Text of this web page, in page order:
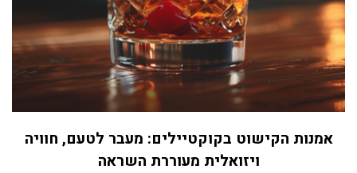
אמנות הקישוט בקוקטיילים: מעבר לטעם, חוויה
ויזואלית מעוררת השראה